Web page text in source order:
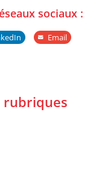
sociaux :
Email